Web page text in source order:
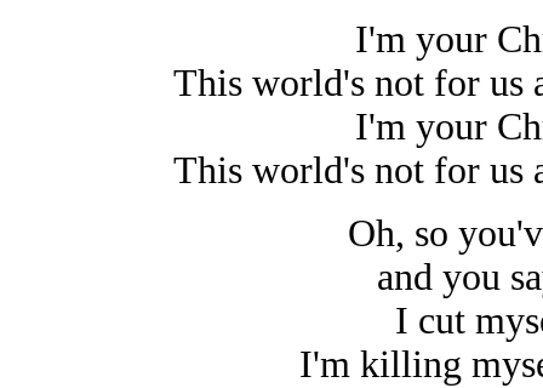
I'm your
This world's not for us
I'm your
This world's not for us
Oh, so
and you
I cut
I'm killing